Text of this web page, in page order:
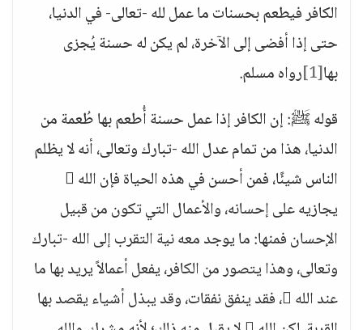
الكافر فيطعم بحسنات ما عمل لله -تعالى- في الدنيا،
حتى إذا أفضى إلى الآخرة، لم يكن له حسنة يُجزى
بها[1] رواه مسلم.
قوله ﷺ: إن الكافر إذا عمل حسنة أُطعم بها طُعمة من
الدنيا، هذا من تمام عدل الله -تبارك وتعالى، أنه لا يظلم
الناس شيئًا، فمن أحسن في هذه الحياة فإن الله 
يجازيه على إحسانه، والأعمال التي تكون من قبيل
الإحسان فمنها: ما يوجد معه نية التقرب إلى الله -تبارك
وتعالى، وهذا يتصور من الكافر، يفعل أعمالاً يريد بها ما
عند الله ، فقد ينفق نفقات، وقد يبذل أشياء يقصد بها